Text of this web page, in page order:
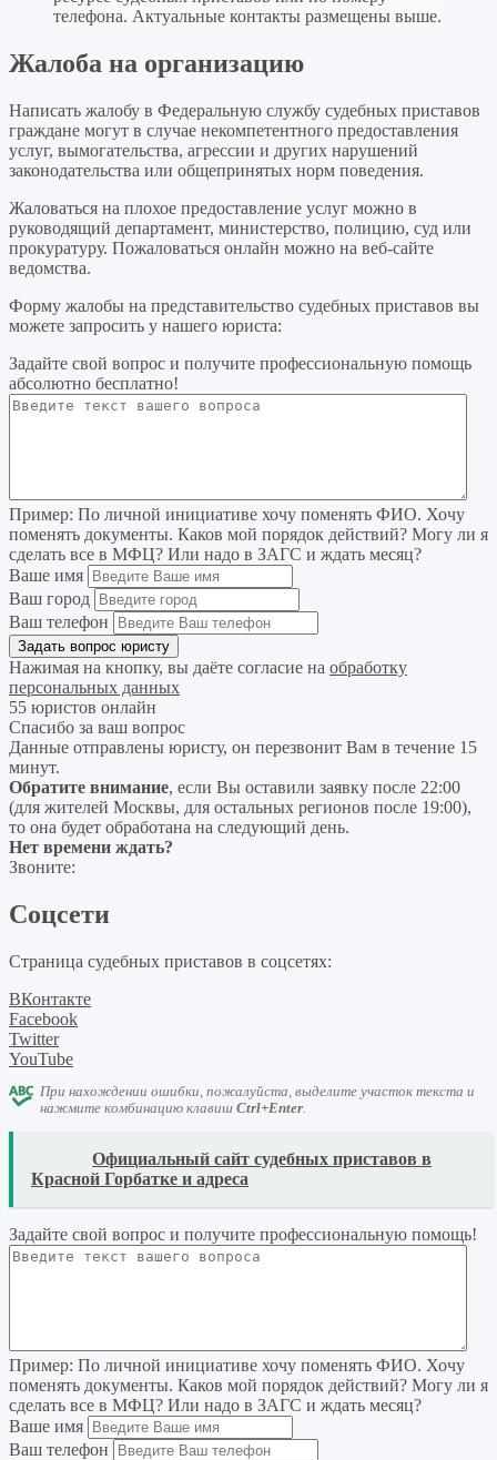
телефона. Актуальные контакты размещены выше.
Жалоба на организацию
Написать жалобу в Федеральную службу судебных приставов
граждане могут в случае некомпетентного предоставления
услуг, вымогательства, агрессии и других нарушений
законодательства или общепринятых норм поведения.
Жаловаться на плохое предоставление услуг можно в
руководящий департамент, министерство, полицию, суд или
прокуратуру. Пожаловаться онлайн можно на веб-сайте
ведомства.
Форму жалобы на представительство судебных приставов вы
можете запросить у нашего юриста:
Задайте свой вопрос и получите профессиональную помощь
абсолютно бесплатно!
Пример: По личной инициативе хочу поменять ФИО. Хочу
поменять документы. Каков мой порядок действий? Могу ли я
сделать все в МФЦ? Или надо в ЗАГС и ждать месяц?
Ваше имя
Ваш город
Ваш телефон
Нажимая на кнопку, вы даёте согласие на обработку
персональных данных
55 юристов онлайн
Спасибо за ваш вопрос
Данные отправлены юристу, он перезвонит Вам в течение 15
минут.
Обратите внимание, если Вы оставили заявку после 22:00
(для жителей Москвы, для остальных регионов после 19:00),
то она будет обработана на следующий день.
Нет времени ждать?
Звоните:
Соцсети
Страница судебных приставов в соцсетях:
ВКонтакте
Facebook
Twitter
YouTube
При нахождении ошибки, пожалуйста, выделите участок текста и
нажмите комбинацию клавиш Ctrl+Enter
Официальный сайт судебных приставов в
Красной Горбатке и адреса
Задайте свой вопрос и получите профессиональную помощь!
Пример: По личной инициативе хочу поменять ФИО. Хочу
поменять документы. Каков мой порядок действий? Могу ли я
сделать все в МФЦ? Или надо в ЗАГС и ждать месяц?
Ваше имя
Ваш телефон